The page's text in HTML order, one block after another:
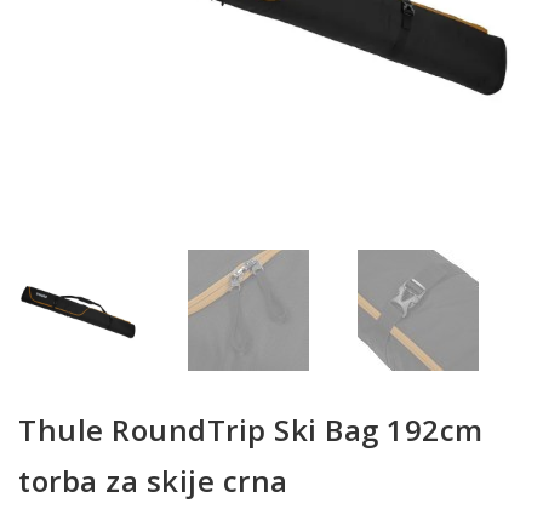
Thule RoundTrip Ski Bag 192cm
torba za skije crna